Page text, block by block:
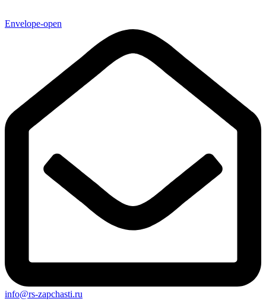
Envelope-open
info@rs-zapchasti.ru